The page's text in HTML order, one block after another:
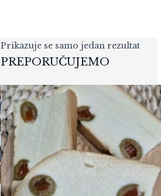
PREPORUČUJEMO
POKLON PAKET
WINEMOMENTS
„PREMIUM CLASSIC“
127,20KM
Prikazuje se samo jedan rezultat